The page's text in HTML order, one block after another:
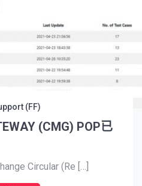
(FF)
(CMG) POP已
Circular (Re […]